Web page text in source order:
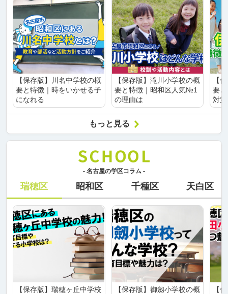
【保存版】川名中学校の概
要と特徴｜時をいかせる子
になれる
【保存版】滝川小学校の概
要と特徴｜昭和区人気№1
の理由は
【
要
対
もっと見る
- 名古屋の学区コラム -
瑞穂区 昭和区 千種区 天白区
【保存版】瑞穂ヶ丘中学校
【保存版】御劔小学校の概
【